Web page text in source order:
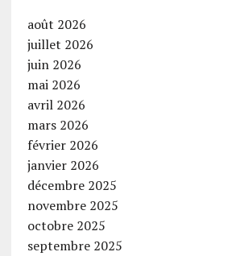
août 2026
juillet 2026
juin 2026
mai 2026
avril 2026
mars 2026
février 2026
janvier 2026
décembre 2025
novembre 2025
octobre 2025
septembre 2025